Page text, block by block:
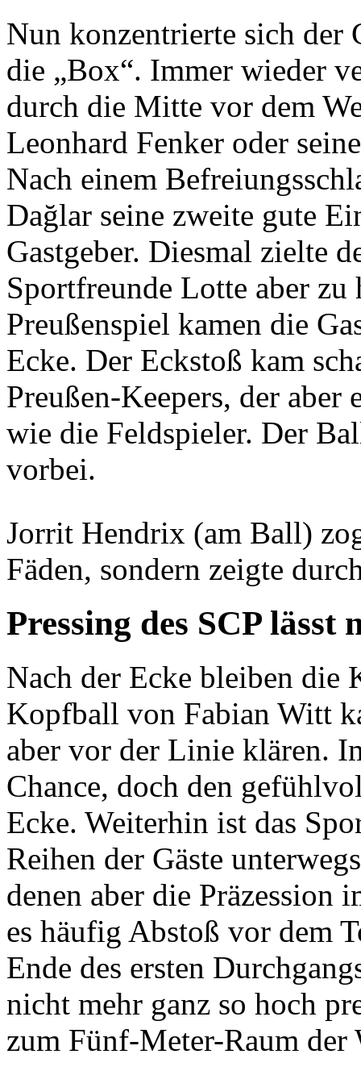
Nun konzentrierte sich der
die „Box“. Immer wieder
durch die Mitte vor dem
Leonhard Fenker oder
Nach einem
Dağlar seine zweite gute
Gastgeber. Diesmal zielte
Sportfreunde Lotte aber zu
Preußenspiel kamen die
Ecke. Der Eckstoß kam
Preußen-Keepers, der
wie die Feldspieler. Der
vorbei.
Jorrit Hendrix (am Ball)
Fäden, sondern zeigte
Pressing des SCP lässt
Nach der Ecke bleiben die
Kopfball von Fabian Witt
aber vor der Linie klären.
Chance, doch den
Ecke. Weiterhin ist das
Reihen der Gäste
denen aber die Präzession
es häufig Abstoß vor dem
Ende des ersten
nicht mehr ganz so hoch
zum Fünf-Meter-Raum der